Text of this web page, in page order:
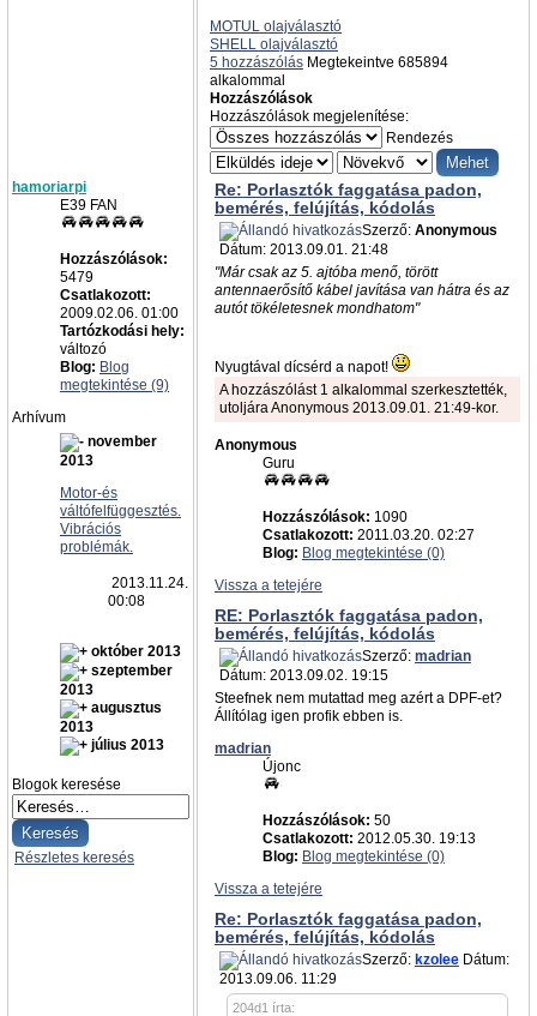
hamoriarpi
E39 FAN
Hozzászólások:
5479
Csatlakozott:
2009.02.06. 01:00
Tartózkodási hely:
változó
Blog: Blog
megtekintése (9)
Arhívum
november
2013
Motor-és
váltófelfüggesztés.
Vibrációs
problémák.
2013.11.24.
00:08
október 2013
szeptember
2013
augusztus
2013
július 2013
Blogok keresése
Részletes keresés
MOTUL olajválasztó
SHELL olajválasztó
5 hozzászólás Megtekeintve 685894
alkalommal
Hozzászólások
Hozzászólások megjelenítése:
Rendezés
Re: Porlasztók faggatása padon,
bemérés, felújítás, kódolás
Szerző: Anonymous
Dátum: 2013.09.01. 21:48
"Már csak az 5. ajtóba menő, törött
antennaerősítő kábel javítása van hátra és az
autót tökéletesnek mondhatom"
Nyugtával dícsérd a napot!
A hozzászólást 1 alkalommal szerkesztették,
utoljára Anonymous 2013.09.01. 21:49-kor.
Anonymous
Guru
Hozzászólások: 1090
Csatlakozott: 2011.03.20. 02:27
Blog: Blog megtekintése (0)
Vissza a tetejére
RE: Porlasztók faggatása padon,
bemérés, felújítás, kódolás
Szerző: madrian
Dátum: 2013.09.02. 19:15
Steefnek nem mutattad meg azért a DPF-et?
Állítólag igen profik ebben is.
madrian
Újonc
Hozzászólások: 50
Csatlakozott: 2012.05.30. 19:13
Blog: Blog megtekintése (0)
Vissza a tetejére
Re: Porlasztók faggatása padon,
bemérés, felújítás, kódolás
Szerző: kzoleeDátum:
2013.09.06. 11:29
204d1 írta: